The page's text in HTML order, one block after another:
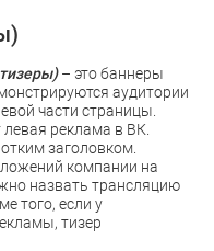
– это баннеры
аудитории
части страницы.
реклама в ВК.
заголовком.
компании на
назвать трансляцию
того, если у
тизер